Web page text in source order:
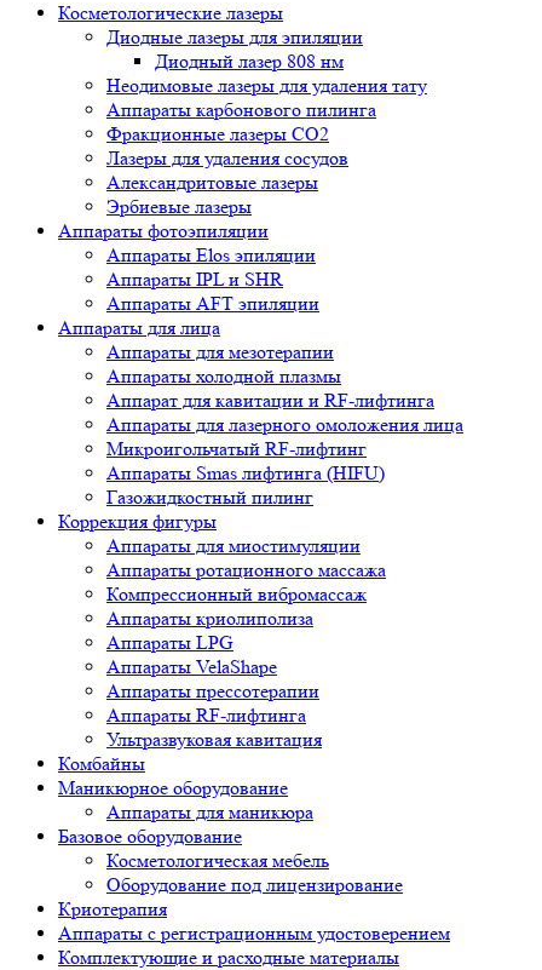
Косметологические лазеры
Диодные лазеры для эпиляции
Диодный лазер 808 нм
Неодимовые лазеры для удаления тату
Аппараты карбонового пилинга
Фракционные лазеры CO2
Лазеры для удаления сосудов
Александритовые лазеры
Эрбиевые лазеры
Аппараты фотоэпиляции
Аппараты Elos эпиляции
Аппараты IPL и SHR
Аппараты AFT эпиляции
Аппараты для лица
Аппараты для мезотерапии
Аппараты холодной плазмы
Аппарат для кавитации и RF-лифтинга
Аппараты для лазерного омоложения лица
Микроигольчатый RF-лифтинг
Аппараты Smas лифтинга (HIFU)
Газожидкостный пилинг
Коррекция фигуры
Аппараты для миостимуляции
Аппараты ротационного массажа
Компрессионный вибромассаж
Аппараты криолиполиза
Аппараты LPG
Аппараты VelaShape
Аппараты прессотерапии
Аппараты RF-лифтинга
Ультразвуковая кавитация
Комбайны
Маникюрное оборудование
Аппараты для маникюра
Базовое оборудование
Косметологическая мебель
Оборудование под лицензирование
Криотерапия
Аппараты c регистрационным удостоверением
Комплектующие и расходные материалы